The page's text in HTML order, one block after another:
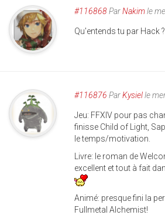
#116868ParNakimle
Qu'entends tu par Hack
#116876 ParKysielle
Jeu: FFXIV pour pas
finisse Child of Light,
le temps/motivation.
Livre: le roman de
excellent et tout à fait
Animé: presque fini la
Fullmetal Alchemist!